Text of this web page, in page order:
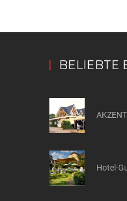
BELIEBTE
Hotel-